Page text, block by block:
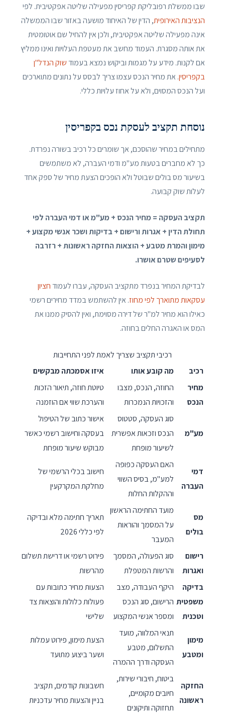
שבו ממשלת רפובליקת קפריסין מפעילה שליטה אפקטיבית. לפי
הנציבות האירופית, הדין של האיחוד מושעה באזור שבו הממשלה
אינה מפעילה שליטה אפקטיבית, ולכן אין להחיל שם אוטומטית
את אותה מסגרת. העמוד מחשב את מעטפת העלויות ואינו ממליץ
אם לקנות. מידע על מגמות וביקוש נמצא בעמודשוק הנדל"ן
בקפריסין. את מחיר הנכס עצמו צריך לבסס על נתונים מתוארכים
ועל הנכס המסוים, ולא על אחוז עלויות כללי.
נוסחת תקציב לעסקת נכס בקפריסין
מתחילים במחיר שהוסכם, אך שומרים כל רכיב בשורה נפרדת.
כך לא מחברים בטעות מע"מ ודמי העברה, לא משתמשים
בשיעור מס בולים שבוטל ולא הופכים הצעת מחיר של ספק אחד
לעלות שוק קבועה.
תקציב העסקה = מחיר הנכס + מע"מ או דמי העברה לפי
תחולת הדין + אגרות ורישום + בדיקות ושכר אנשי מקצוע +
מימון והמרת מטבע + הוצאות החזקה ראשונות + רזרבה
לסעיפים שטרם אושרו.
לבדיקת המחיר בנפרד מתקציב העסקה, עברו לעמודחציון
עסקאות מתוארך לפי מחוז. אין להשתמש במדד מחירים רשמי
כאילו הוא מחיר למ"ר של דירה מסוימת, ואין להסיק ממנו את
המס או האגרה החלים בחוזה.
רכיבי תקציב שצריך לאמת לפני התחייבות
רכיב
מה קובע אותו
איזו אסמכתה מבקשים
מחיר
הנכס
החוזה, הנכס, מצבו
והזכויות הנמכרות
טיוטת חוזה, תיאור הזכות
והערכת שווי אם הוזמנה
מע"מ
סוג העסקה, סטטוס
הנכס וזכאות אפשרית
לשיעור מופחת
אישור כתוב של הטיפול
בעסקה וחישוב רשמי כאשר
מבוקש שיעור מופחת
דמי
העברה
האם העסקה כפופה
למע"מ, בסיס השווי
וההקלות החלות
חישוב בכלי הרשמי של
מחלקת המקרקעין
מס
בולים
מועד החתימה הראשון
על המסמך והוראות
המעבר
תאריך חתימה מלא ובדיקה
לפי כללי 2026
רישום
ואגרות
סוג הפעולה, המסמך
והרשות המטפלת
פירוט רשמי או דרישת תשלום
מהרשות
בדיקה
משפטית
וטכנית
היקף העבודה, מצב
הרישום, סוג הנכס
ומספר אנשי המקצוע
הצעות מחיר כתובות עם
פעולות כלולות והוצאות צד
שלישי
מימון
ומטבע
תנאי המלווה, מועד
התשלום, מטבע
העסקה ודרך ההמרה
הצעת מימון, פירוט עמלות
ושער ביצוע מתועד
החזקה
ראשונה
ביטוח, חיבורי שירות,
חיובים מקומיים,
תחזוקה ותיקונים
חשבונות קודמים, תקציב
בניין והצעות מחיר עדכניות